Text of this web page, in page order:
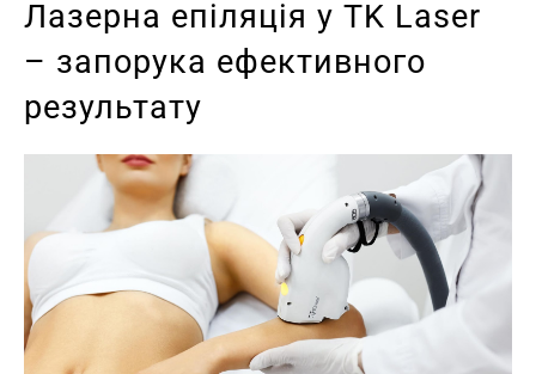
Лазерна епіляція у TK Laser
– запорука ефективного
результату